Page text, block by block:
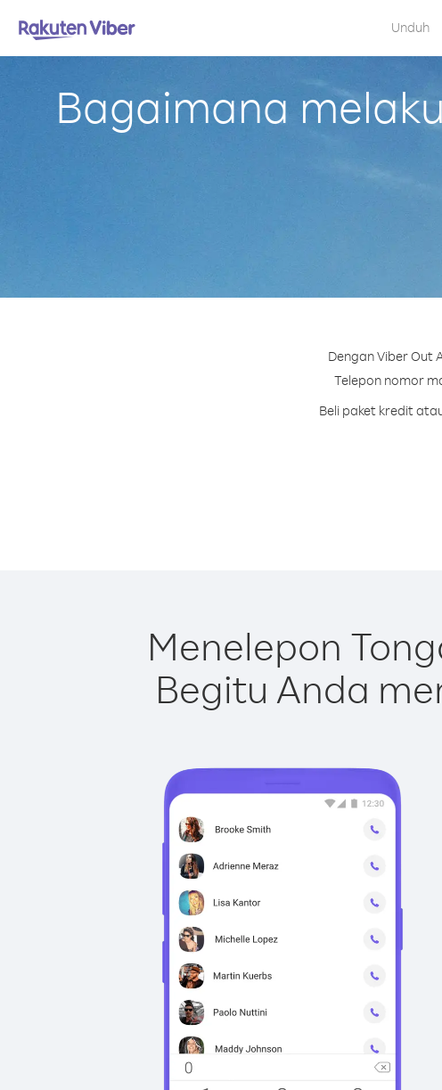
Unduh
Bagaimana
Dengan Viber Out
Telepon nomor
Beli paket kredit
Menelepon
Begitu Anda